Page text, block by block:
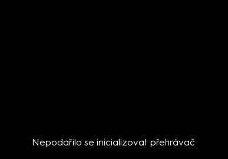
Nepodařilo se inicializovat přehrávač